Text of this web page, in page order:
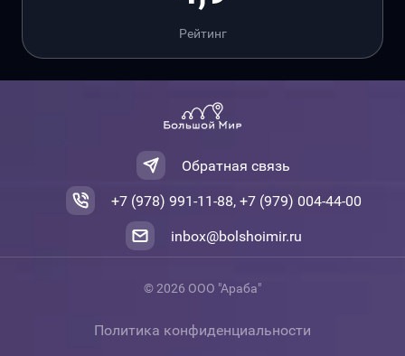
Рейтинг
Обратная связь
+7 (978) 991-11-88, +7 (979) 004-44-00
inbox@bolshoimir.ru
© 2026 ООО "Араба"
Политика конфиденциальности